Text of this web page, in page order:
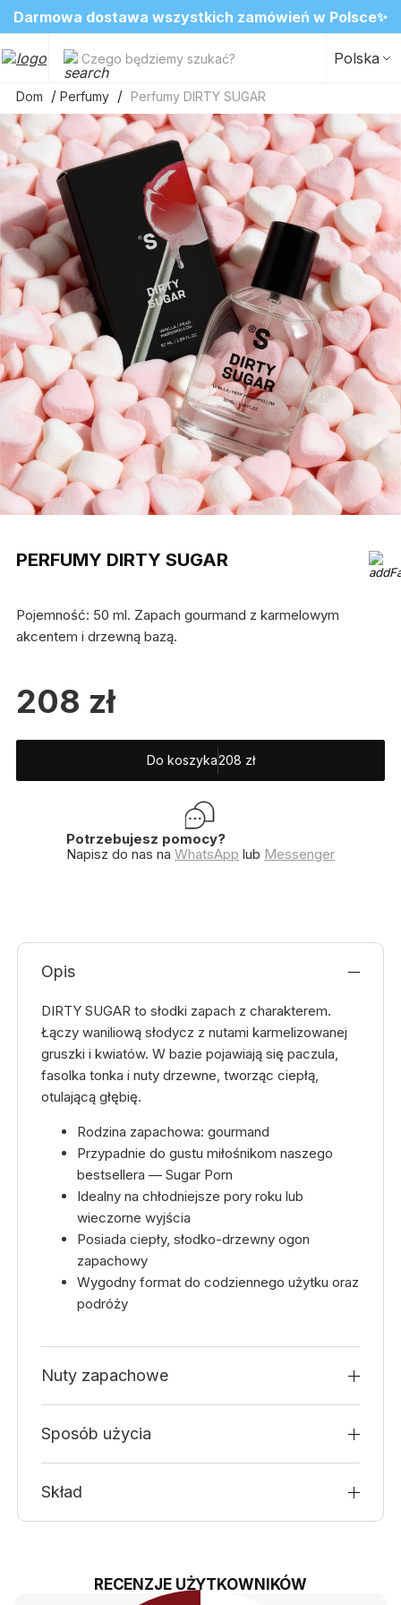
Darmowa dostawa wszystkich zamówień w Polsce✨
2=3 na ulubione zapachy do wnętrz
SALE do -20%✨
❤️ Perfumy Sugar Porn 50 ml znów dostępne
Nowosci✨
Czego będziemy szukać? Polska
Dom Perfumy Perfumy DIRTY SUGAR
PERFUMY DIRTY SUGAR
Pojemność: 50 ml. Zapach gourmand z karmelowym
akcentem i drzewną bazą.
208 zł
Do koszyka208 zł
Potrzebujesz pomocy?
Napisz do nas na WhatsApp lub Messenger
Opis
DIRTY SUGAR to słodki zapach z charakterem.
Łączy waniliową słodycz z nutami karmelizowanej
gruszki i kwiatów. W bazie pojawiają się paczula,
fasolka tonka i nuty drzewne, tworząc ciepłą,
otulającą głębię.
Rodzina zapachowa: gourmand
Przypadnie do gustu miłośnikom naszego
bestsellera — Sugar Porn
Idealny na chłodniejsze pory roku lub
wieczorne wyjścia
Posiada ciepły, słodko-drzewny ogon
zapachowy
Wygodny format do codziennego użytku oraz
podróży
Nuty zapachowe
Sposób użycia
Skład
RECENZJE UŻYTKOWNIKÓW